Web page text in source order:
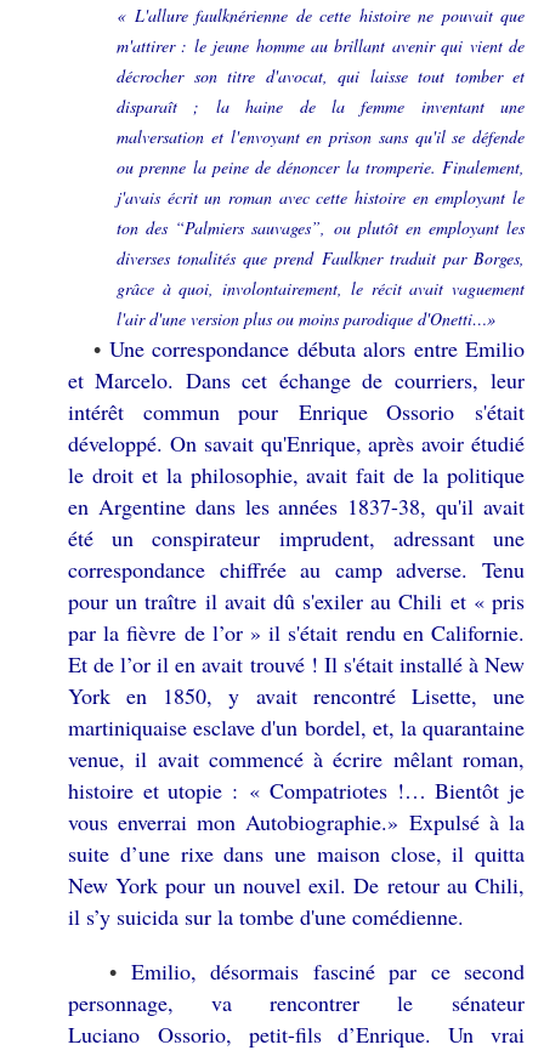
« L'allure faulknérienne de cette histoire ne pouvait que
m'attirer : le jeune homme au brillant avenir qui vient de
décrocher son titre d'avocat, qui laisse tout tomber et
disparaît ; la haine de la femme inventant une
malversation et l'envoyant en prison sans qu'il se défende
ou prenne la peine de dénoncer la tromperie. Finalement,
j'avais écrit un roman avec cette histoire en employant le
ton des “Palmiers sauvages”, ou plutôt en employant les
diverses tonalités que prend Faulkner traduit par Borges,
grâce à quoi, involontairement, le récit avait vaguement
l'air d'une version plus ou moins parodique d'Onetti…»
• Une correspondance débuta alors entre Emilio
et Marcelo. Dans cet échange de courriers, leur
intérêt commun pour Enrique Ossorio s'était
développé. On savait qu'Enrique, après avoir étudié
le droit et la philosophie, avait fait de la politique
en Argentine dans les années 1837-38, qu'il avait
été un conspirateur imprudent, adressant une
correspondance chiffrée au camp adverse. Tenu
pour un traître il avait dû s'exiler au Chili et « pris
par la fièvre de l’or » il s'était rendu en Californie.
Et de l’or il en avait trouvé ! Il s'était installé à New
York en 1850, y avait rencontré Lisette, une
martiniquaise esclave d'un bordel, et, la quarantaine
venue, il avait commencé à écrire mêlant roman,
histoire et utopie : « Compatriotes !… Bientôt je
vous enverrai mon Autobiographie.» Expulsé à la
suite d’une rixe dans une maison close, il quitta
New York pour un nouvel exil. De retour au Chili,
il s’y suicida sur la tombe d'une comédienne.
• Emilio, désormais fasciné par ce second
personnage, va rencontrer le sénateur
Luciano Ossorio, petit-fils d’Enrique. Un vrai